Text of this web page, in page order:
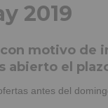
2019
motivo de
abierto el
antes del